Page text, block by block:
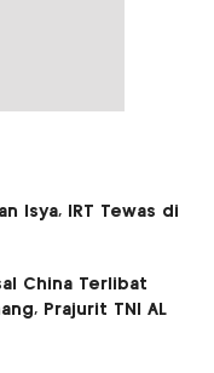
Isya, IRT Tewas di
China Terlibat
Prajurit TNI AL